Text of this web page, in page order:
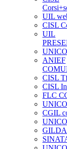
UIL
CISL
UIL
ANIEF
CISL
CISL
FLC
CGIL
GILDA